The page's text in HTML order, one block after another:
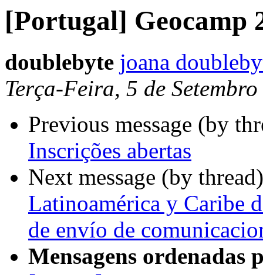
[Portugal] Geocamp
doublebyte joana
Terça-Feira, 5 de
Previous message (by
Inscrições abertas
Next message (by
Latinoamérica y Caribe
de envío de
Mensagens ordenadas